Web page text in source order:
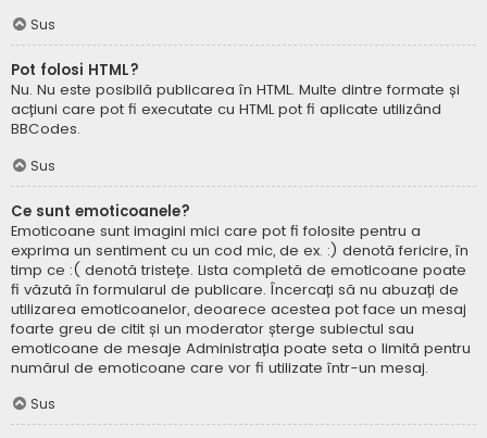
Sus
Pot folosi HTML?
Nu. Nu este posibilă publicarea în HTML. Multe dintre formate și
acțiuni care pot fi executate cu HTML pot fi aplicate utilizând
BBCodes.
Sus
Ce sunt emoticoanele?
Emoticoane sunt imagini mici care pot fi folosite pentru a
exprima un sentiment cu un cod mic, de ex. :) denotă fericire, în
timp ce :( denotă tristețe. Lista completă de emoticoane poate
fi văzută în formularul de publicare. Încercați să nu abuzați de
utilizarea emoticoanelor, deoarece acestea pot face un mesaj
foarte greu de citit și un moderator șterge subiectul sau
emoticoane de mesaje Administrația poate seta o limită pentru
numărul de emoticoane care vor fi utilizate într-un mesaj.
Sus